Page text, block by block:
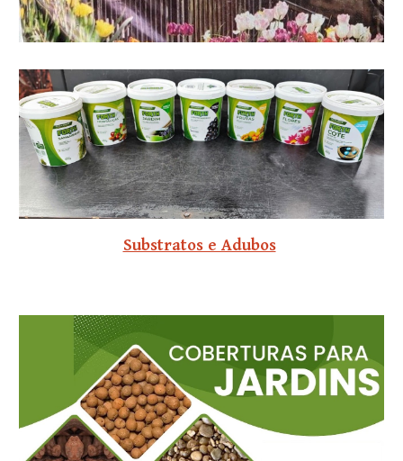
Substratos e Adubos